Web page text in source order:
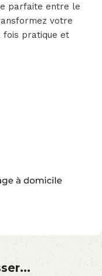
parfaite entre le
votre
fois pratique et